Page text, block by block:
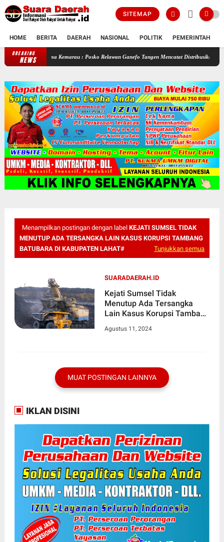
SITEMAP
HOME BERITA DAERAH NASIONAL POLITIK PEMERINTAH
BREAKING
NEWS
Selama Kemarau : Posko Relawan Ganefo Tangen Mencatat Distribusikan 90 Tangki
Menampilkan postingan dengan label KEJATI SUMSEL TIDAK
MENUTUP ADA TERSANGKA LAIN KASUS KORUPSI TAMBANG
BATUBARA DI KABUPATEN LAHAT#
Tunjukkan semua
SUARADAERAH.ID
Kejati Sumsel Tidak
Menutup Ada Tersangka
Lain Kasus Korupsi Tambang
Agustus 11, 2024
MUAT POSTINGAN LAINNYA
IKLAN DISINI